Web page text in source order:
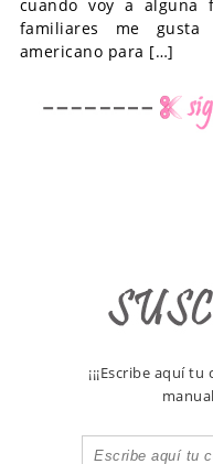
cuando voy a alguna
familiares me
americano para […]
¡¡¡Escribe aquí